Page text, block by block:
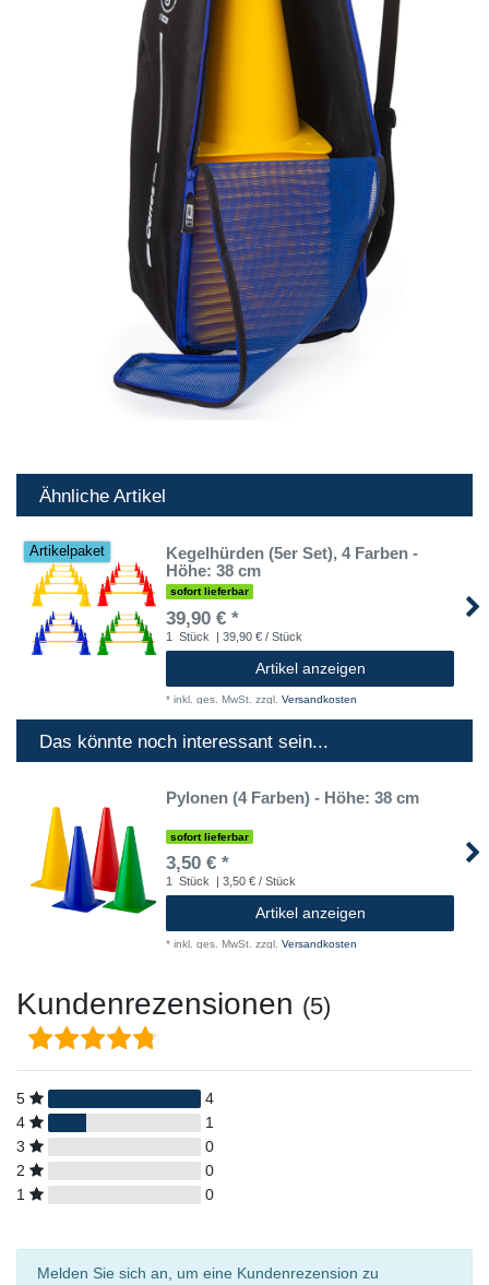
Ähnliche Artikel
Artikelpaket
Kegelhürden (5er Set), 4 Farben -
Höhe: 38 cm
sofort lieferbar
39,90 € *
1 Stück | 39,90 € / Stück
Artikel anzeigen
* inkl. ges. MwSt. zzgl. Versandkosten
Das könnte noch interessant sein...
Pylonen (4 Farben) - Höhe: 38 cm
sofort lieferbar
3,50 € *
1 Stück | 3,50 € / Stück
Artikel anzeigen
* inkl. ges. MwSt. zzgl. Versandkosten
Kundenrezensionen (5)
5
4
4
1
3
0
2
0
1
0
Melden Sie sich an, um eine Kundenrezension zu